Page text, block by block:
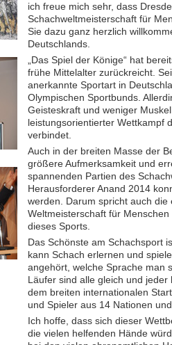
ich freue mich sehr, dass
Schachweltmeisterschaft für
Sie dazu ganz herzlich
Deutschlands.
„Das Spiel der Könige“ hat
frühe Mittelalter zurückreicht.
anerkannte Sportart in
Olympischen Sportbunds.
Geisteskraft und weniger
leistungsorientierter Wettkampf
verbindet.
Auch in der breiten Masse der
größere Aufmerksamkeit und
spannenden Partien des
Herausforderer Anand 2014
werden. Darum spricht auch
Weltmeisterschaft für
dieses Sports.
Das Schönste am Schachsport
kann Schach erlernen und
angehört, welche Sprache man
Läufer sind alle gleich und
dem breiten internationalen
und Spieler aus 14 Nationen
Ich hoffe, dass sich dieser
die vielen helfenden Hände